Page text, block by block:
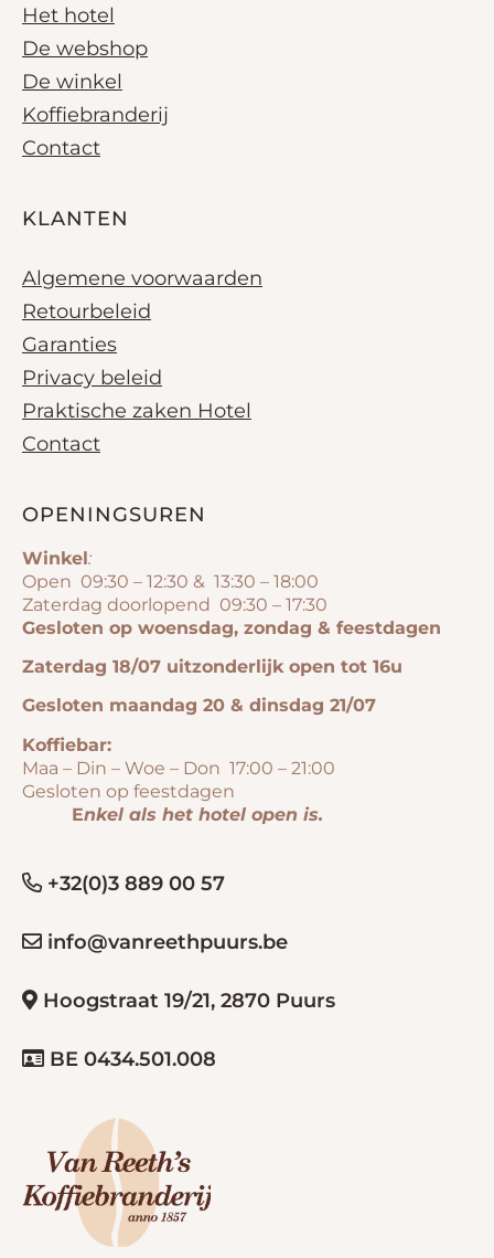
Het hotel
De webshop
De winkel
Koffiebranderij
Contact
KLANTEN
Algemene voorwaarden
Retourbeleid
Garanties
Privacy beleid
Praktische zaken Hotel
Contact
OPENINGSUREN
Winkel:
Open 09:30 – 12:30 & 13:30 – 18:00
Zaterdag doorlopend 09:30 – 17:30
Gesloten op woensdag, zondag & feestdagen
Zaterdag 18/07 uitzonderlijk open tot 16u
Gesloten maandag 20 & dinsdag 21/07
Koffiebar:
Maa – Din – Woe – Don 17:00 – 21:00
Gesloten op feestdagen
Enkel als het hotel open is.
+32(0)3 889 00 57
info@vanreethpuurs.be
Hoogstraat 19/21, 2870 Puurs
BE 0434.501.008